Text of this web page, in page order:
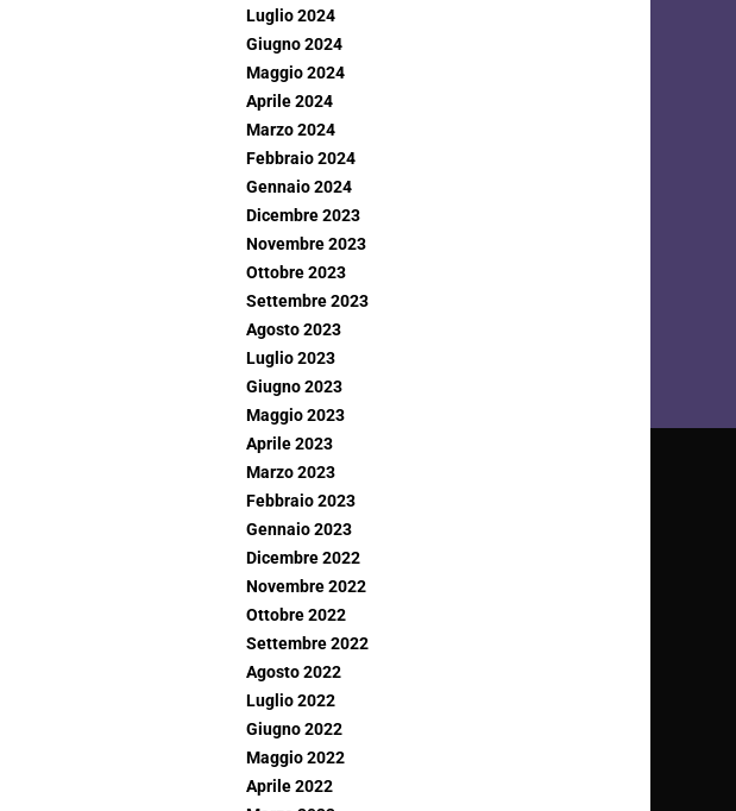
Luglio 2024
Giugno 2024
Maggio 2024
Aprile 2024
Marzo 2024
Febbraio 2024
Gennaio 2024
Dicembre 2023
Novembre 2023
Ottobre 2023
Settembre 2023
Agosto 2023
Luglio 2023
Giugno 2023
Maggio 2023
Aprile 2023
Marzo 2023
Febbraio 2023
Gennaio 2023
Dicembre 2022
Novembre 2022
Ottobre 2022
Settembre 2022
Agosto 2022
Luglio 2022
Giugno 2022
Maggio 2022
Aprile 2022